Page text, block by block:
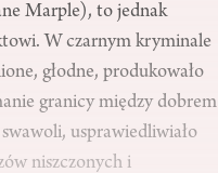
Marple), to jednak
W czarnym kryminale
głodne, produkowało
granicy między dobrem
usprawiedliwiało
niszczonych i